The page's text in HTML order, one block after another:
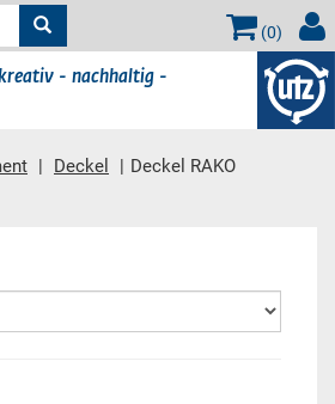
(0)
- nachhaltig -
Deckel Deckel RAKO